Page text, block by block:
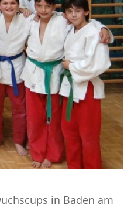
in Baden am